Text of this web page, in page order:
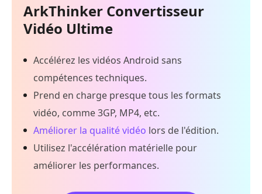
ArkThinker Convertisseur
Vidéo Ultime
Accélérez les vidéos Android sans
compétences techniques.
Prend en charge presque tous les formats
vidéo, comme 3GP, MP4, etc.
Améliorer la qualité vidéo lors de l'édition.
Utilisez l'accélération matérielle pour
améliorer les performances.